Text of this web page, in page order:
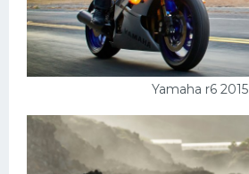
Yamaha r6 2015